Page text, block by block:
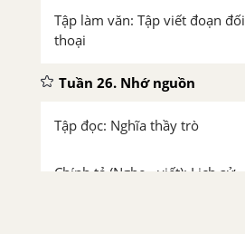
Tập làm văn: Tập viết đoạn đối
thoại
Tuần 26. Nhớ nguồn
Tập đọc: Nghĩa thầy trò
Chính tả (Nghe - viết): Lịch sử